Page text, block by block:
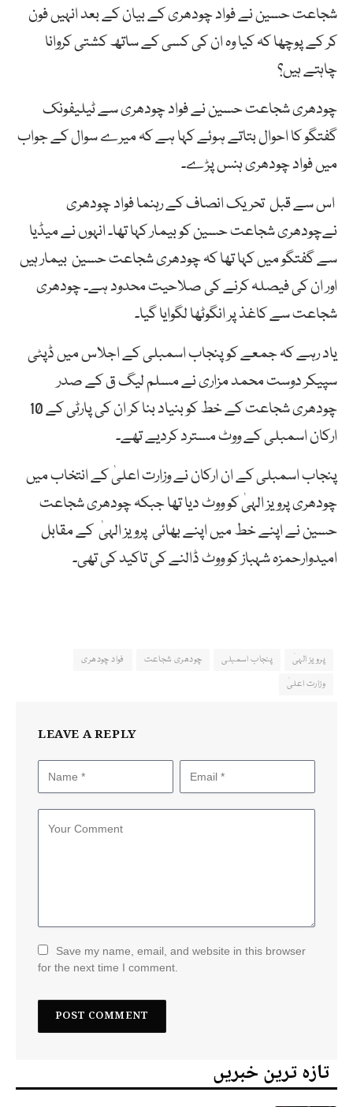
شجاعت حسین نےفواد چودھری کے بیان کے بعد انہیں فون
کر کے پوچھا کہ کیا وہ ان کی کسی کے ساتھ کشتی کروانا
چاہتے ہیں؟
چودھری شجاعت حسین نے فواد چودھری سے ٹیلیفونک
گفتگو کا احوال بتاتے ہوئے کہا ہے کہمیرے سوال کے جواب
میں فواد چودھری ہنس پڑے۔
اس سے قبل تحریک انصاف کے رہنما فواد چودھری
نےچودھری شجاعت حسین کو بیمار کہا تھا۔ انہوں نے میڈیا
سے گفتگو میں کہا تھا کہچودھری شجاعت حسین بیمار ہیں
اور ان کی فیصلہ کرنے کی صلاحیت محدود ہے۔چودھری
شجاعت سے کاغذ پر انگوٹھا لگوایا گیا۔
یاد رہے کہ جمعے کو پنجاب اسمبلی کے اجلاس میں ڈپٹی
سپیکر دوست محمد مزاری نے مسلم لیگ ق کے صدر
چودھری شجاعت کے خط کو بنیاد بنا کر ان کی پارٹی کے 10
ارکان اسمبلی کے ووٹ مسترد کردیے تھے۔
پنجاب اسمبلی کے ان ارکان نے وزارت اعلیٰ کے انتخاب میں
چودھری پرویز الہیٰ کو ووٹ دیا تھا جبکہ چودھری شجاعت
حسین نے اپنے خط میں اپنے بھائی پرویز الہیٰ کے مقابل
امیدوارحمزہ شہباز کو ووٹ ڈالنے کی تاکید کی تھی۔
پرویز الہیٰ پنجاب اسمبلی چودھری شجاعت
فواد چودھری
وزارت اعلیٰ
LEAVE A REPLY
Save my name, email, and website in this browser
for the next time I comment.
تازہ ترین خبریں